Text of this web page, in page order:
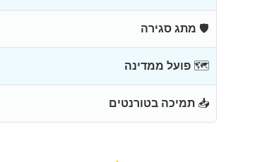
🛡 מתג סגירה
🗺 פועל ממדינה
📥 תמיכה בטורנטים